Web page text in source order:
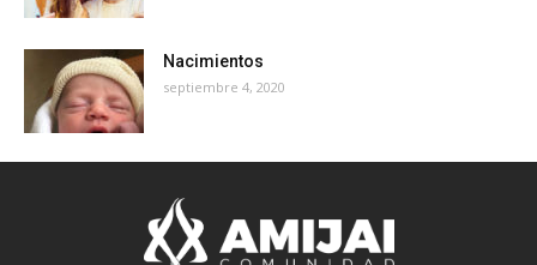
Nacimientos
septiembre 4, 2020